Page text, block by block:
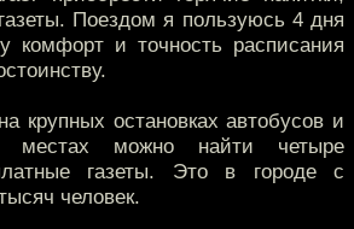
Поездом я пользуюсь 4 дня
комфорт и точность расписания
крупных остановках автобусов и
местах можно найти четыре
газеты. Это в городе с
человек.